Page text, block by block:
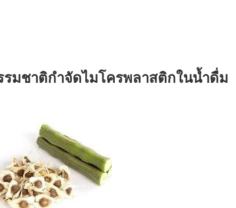
รมชาติกำจัดไมโครพลาสติกในน้ำดื่ม